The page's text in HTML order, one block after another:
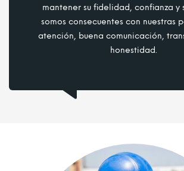
mantener su fidelidad, confianza y
somos consecuentes con nuestras
atención, buena comunicación,
honestidad.